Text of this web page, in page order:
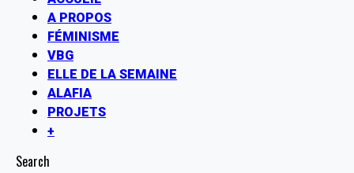
A PROPOS
FÉMINISME
VBG
ELLE DE LA SEMAINE
ALAFIA
PROJETS
+
Search